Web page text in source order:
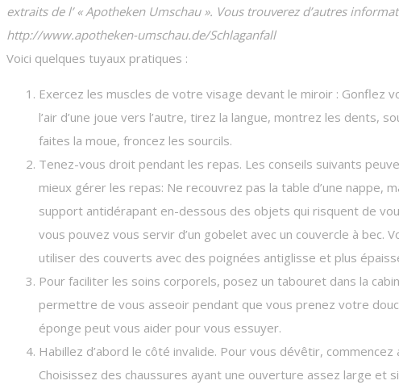
extraits de l’ « Apotheken Umschau ». Vous trouverez d’autres
http://www.apotheken-umschau.de/Schlaganfall
Voici quelques tuyaux pratiques :
Exercez les muscles de votre visage devant le miroir : Gonflez
l’air d’une joue vers l’autre, tirez la langue, montrez les dents,
faites la moue, froncez les sourcils.
Tenez-vous droit pendant les repas. Les conseils suivants
mieux gérer les repas: Ne recouvrez pas la table d’une nappe,
support antidérapant en-dessous des objets qui risquent de
vous pouvez vous servir d’un gobelet avec un couvercle à bec.
utiliser des couverts avec des poignées antiglisse et plus
Pour faciliter les soins corporels, posez un tabouret dans la
permettre de vous asseoir pendant que vous prenez votre
éponge peut vous aider pour vous essuyer.
Habillez d’abord le côté invalide. Pour vous dévêtir, commencez
Choisissez des chaussures ayant une ouverture assez large et